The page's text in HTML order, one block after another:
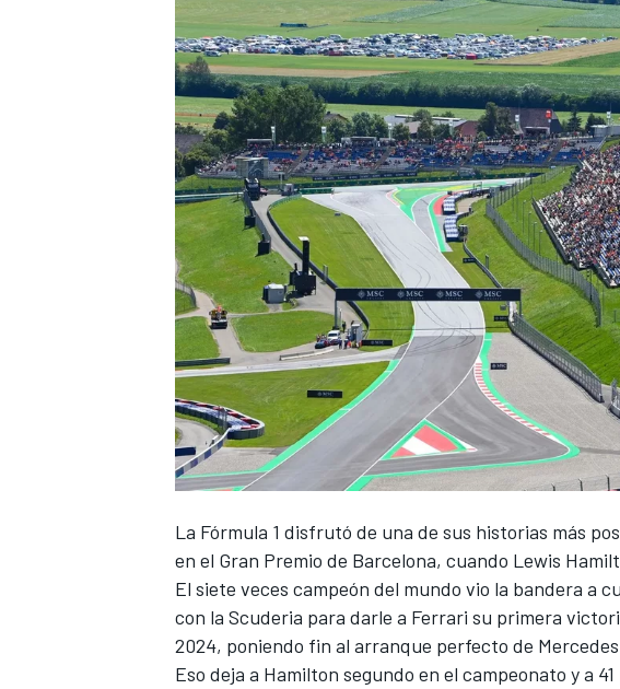
MOTOGP
NASCAR CUP
La Fórmula 1 disfrutó de una de sus historias más
en el Gran Premio de Barcelona, cuando Lewis
El siete veces campeón del mundo vio la bandera a
con la Scuderia para darle a Ferrari su primera
2024, poniendo fin al arranque perfecto de Mercedes
Eso deja a Hamilton segundo en el campeonato y a